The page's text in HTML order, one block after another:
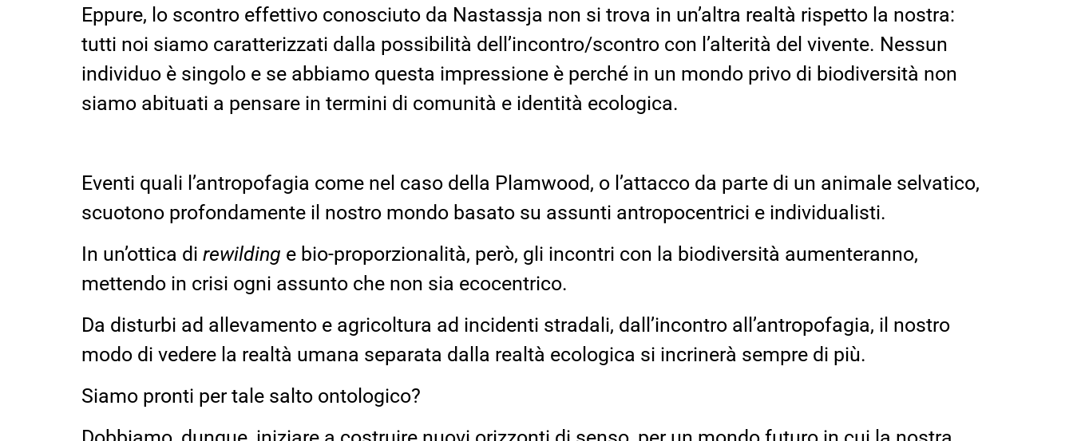
Eppure, lo scontro effettivo conosciuto da Nastassja non si trova in un’altra realtà rispetto la nostra:
tutti noi siamo caratterizzati dalla possibilità dell’incontro/scontro con l’alterità del vivente. Nessun
individuo è singolo e se abbiamo questa impressione è perché in un mondo privo di biodiversità non
siamo abituati a pensare in termini di comunità e identità ecologica.
Eventi quali l’antropofagia come nel caso della Plamwood, o l’attacco da parte di un animale selvatico,
scuotono profondamente il nostro mondo basato su assunti antropocentrici e individualisti.
In un’ottica di rewilding e bio-proporzionalità, però, gli incontri con la biodiversità aumenteranno,
mettendo in crisi ogni assunto che non sia ecocentrico.
Da disturbi ad allevamento e agricoltura ad incidenti stradali, dall’incontro all’antropofagia, il nostro
modo di vedere la realtà umana separata dalla realtà ecologica si incrinerà sempre di più.
Siamo pronti per tale salto ontologico?